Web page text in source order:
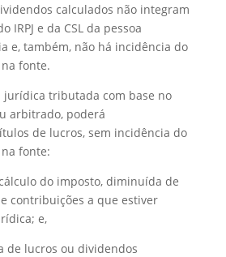
calculados não integram
IRPJ e da CSL da pessoa
e, também, não há incidência do
fonte.
jurídica tributada com base no
arbitrado, poderá
de lucros, sem incidência do
fonte:
do imposto, diminuída de
contribuições a que estiver
e,
de lucros ou dividendos